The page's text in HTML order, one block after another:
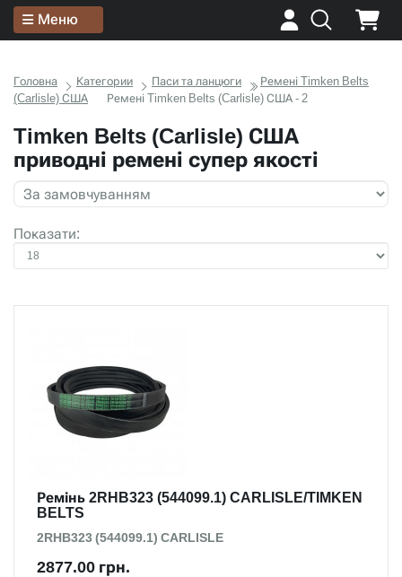
Меню
Головна Категории Паси та ланцюги
Ремені Timken Belts
(Carlisle) США
Ремені Timken Belts (Carlisle) США - 2
Timken Belts (Carlisle) США
приводні ремені супер якості
Показати:
Ремінь 2RHB323 (544099.1) CARLISLE/TIMKEN
BELTS
2RHB323 (544099.1) CARLISLE
2877.00 грн.